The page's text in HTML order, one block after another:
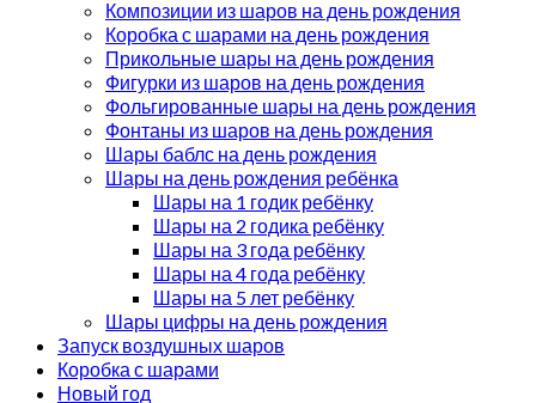
Композиции из шаров на день рождения
Коробка с шарами на день рождения
Прикольные шары на день рождения
Фигурки из шаров на день рождения
Фольгированные шары на день рождения
Фонтаны из шаров на день рождения
Шары баблс на день рождения
Шары на день рождения ребёнка
Шары на 1 годик ребёнку
Шары на 2 годика ребёнку
Шары на 3 года ребёнку
Шары на 4 года ребёнку
Шары на 5 лет ребёнку
Шары цифры на день рождения
Запуск воздушных шаров
Коробка с шарами
Новый год